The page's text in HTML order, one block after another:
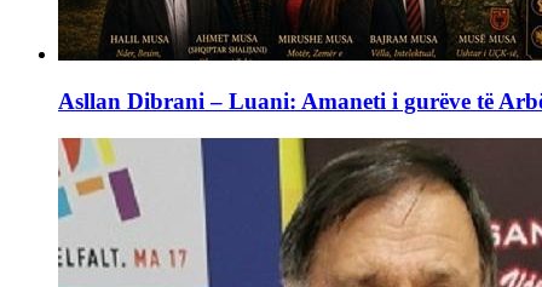
Asllan Dibrani – Luani: Amaneti i gurëve të